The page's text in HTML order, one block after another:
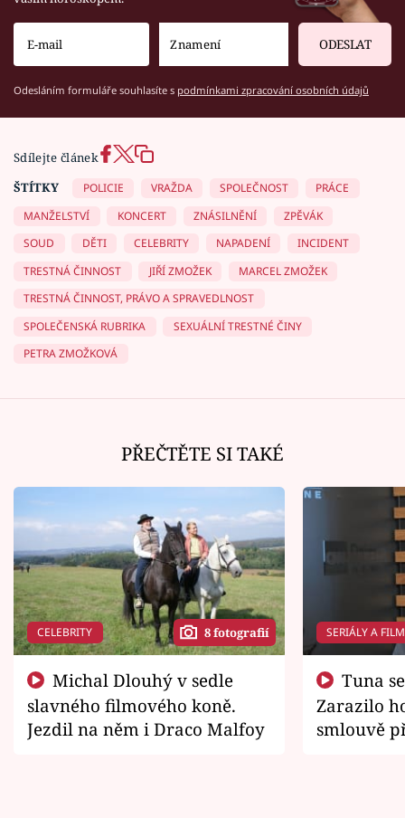
ODESLAT
Odesláním formuláře souhlasíte s podmínkami zpracování osobních údajů
Sdílejte článek
ŠTÍTKY
POLICIE VRAŽDA SPOLEČNOST
PRÁCE
MANŽELSTVÍ
KONCERT ZNÁSILNĚNÍ
ZPĚVÁK
SOUD
DĚTI CELEBRITY NAPADENÍ
INCIDENT
TRESTNÁ ČINNOST
JIŘÍ ZMOŽEK
MARCEL ZMOŽEK
TRESTNÁ ČINNOST, PRÁVO A SPRAVEDLNOST
SPOLEČENSKÁ RUBRIKA
SEXUÁLNÍ TRESTNÉ ČINY
PETRA ZMOŽKOVÁ
PŘEČTĚTE SI TAKÉ
CELEBRITY 8 fotografií
slavného filmového koně.
Jezdil na něm i Draco Malfoy
SERIÁLY A
Zarazilo
smlouvě